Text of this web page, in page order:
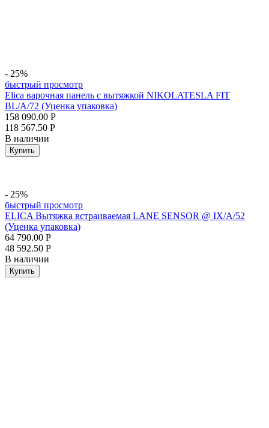
- 25%
быстрый просмотр
Elica варочная панель с вытяжкой NIKOLATESLA FIT
BL/A/72 (Уценка упаковка)
158 090.00 Р
118 567.50 Р
В наличии
Купить
- 25%
быстрый просмотр
ELICA Вытяжка встраиваемая LANE SENSOR @ IX/A/52
(Уценка упаковка)
64 790.00 Р
48 592.50 Р
В наличии
Купить